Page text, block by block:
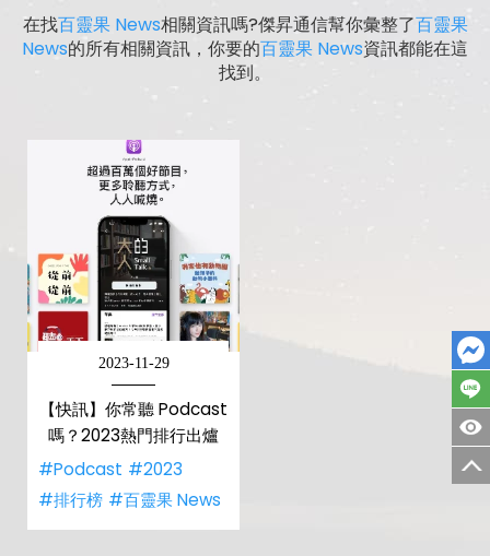
在找百靈果 News相關資訊嗎?傑昇通信幫你彙整了百靈果
News的所有相關資訊，你要的百靈果 News資訊都能在這
找到。
2023-11-29
【快訊】你常聽 Podcast
嗎？2023熱門排行出爐
#Podcast #2023
#排行榜 #百靈果 News